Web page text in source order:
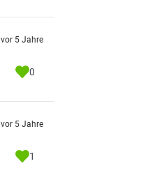
vor 5 Jahre
0
vor 5 Jahre
1